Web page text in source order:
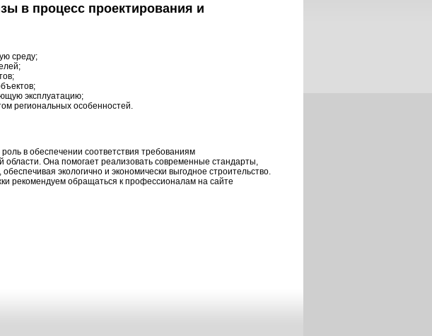
в процесс проектирования и
среду;
эксплуатацию;
региональных особенностей.
в обеспечении соответствия требованиям
области. Она помогает реализовать современные стандарты,
экологично и экономически выгодное строительство.
рекомендуем обращаться к профессионалам на сайте